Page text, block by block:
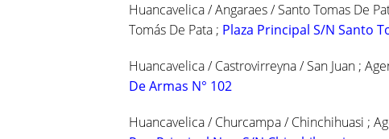
Huancavelica / Angaraes / Santo Tomas De
Tomás De Pata ; Plaza Principal S/N Santo
Huancavelica / Castrovirreyna / San Juan ;
De Armas N° 102
Huancavelica / Churcampa / Chinchihuasi ;